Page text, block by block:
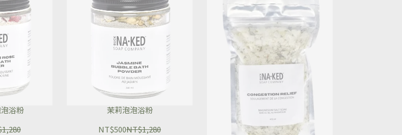
浴粉
茉莉泡泡浴粉
NT$500NT$1,280